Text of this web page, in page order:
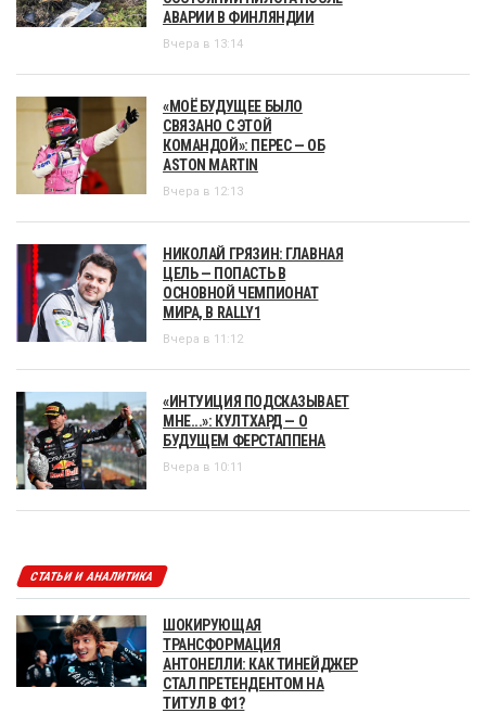
АВАРИИ В ФИНЛЯНДИИ
Вчера в 13:14
«МОЁ БУДУЩЕЕ БЫЛО
СВЯЗАНО С ЭТОЙ
КОМАНДОЙ»: ПЕРЕС — ОБ
ASTON MARTIN
Вчера в 12:13
НИКОЛАЙ ГРЯЗИН: ГЛАВНАЯ
ЦЕЛЬ — ПОПАСТЬ В
ОСНОВНОЙ ЧЕМПИОНАТ
МИРА, В RALLY1
Вчера в 11:12
«ИНТУИЦИЯ ПОДСКАЗЫВАЕТ
МНЕ...»: КУЛТХАРД — О
БУДУЩЕМ ФЕРСТАППЕНА
Вчера в 10:11
СТАТЬИ И АНАЛИТИКА
ШОКИРУЮЩАЯ
ТРАНСФОРМАЦИЯ
АНТОНЕЛЛИ: КАК ТИНЕЙДЖЕР
СТАЛ ПРЕТЕНДЕНТОМ НА
ТИТУЛ В Ф1?